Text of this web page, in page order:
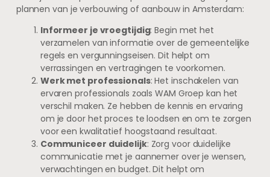
plannen van je verbouwing of aanbouw in Amsterdam:
Informeer je vroegtijdig: Begin met het
verzamelen van informatie over de gemeentelijke
regels en vergunningseisen. Dit helpt om
verrassingen en vertragingen te voorkomen.
Werk met professionals: Het inschakelen van
ervaren professionals zoals WAM Groep kan het
verschil maken. Ze hebben de kennis en ervaring
om je door het proces te loodsen en om te zorgen
voor een kwalitatief hoogstaand resultaat.
Communiceer duidelijk: Zorg voor duidelijke
communicatie met je aannemer over je wensen,
verwachtingen en budget. Dit helpt om